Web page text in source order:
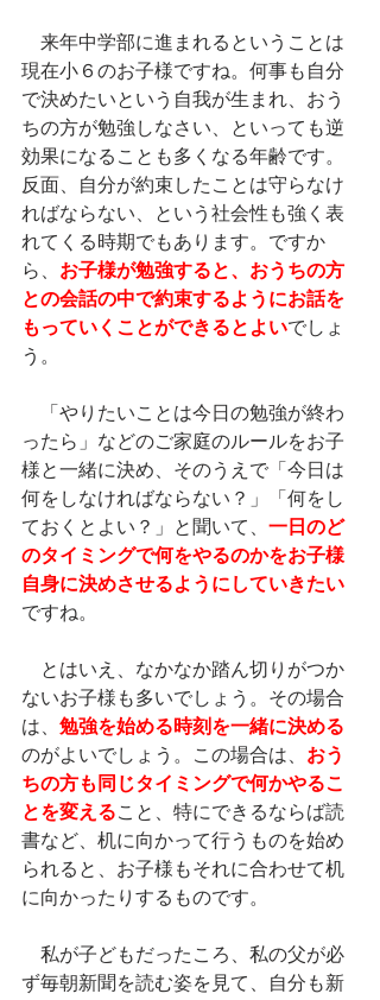
来年中学部に進まれるということは
現在小６のお子様ですね。何事も自分
で決めたいという自我が生まれ、おう
ちの方が勉強しなさい、といっても逆
効果になることも多くなる年齢です。
反面、自分が約束したことは守らなけ
ればならない、という社会性も強く表
れてくる時期でもあります。ですか
ら、 お子様が勉強すると、おうちの方
との会話の中で約束するようにお話を
もっていくことができるとよいでしょ
う。
「やりたいことは今日の勉強が終わ
ったら」などのご家庭のルールをお子
様と一緒に決め、そのうえで「今日は
何をしなければならない？」「何をし
ておくとよい？」と聞いて、 一日のど
のタイミングで何をやるのかをお子様
自身に決めさせるようにしていきたい
ですね。
とはいえ、なかなか踏ん切りがつか
ないお子様も多いでしょう。その場合
は、 勉強を始める時刻を一緒に決める
のがよいでしょう。この場合は、 おう
ちの方も同じタイミングで何かやるこ
とを変えること、特にできるならば読
書など、机に向かって行うものを始め
られると、お子様もそれに合わせて机
に向かったりするものです。
私が子どもだったころ、私の父が必
ず毎朝新聞を読む姿を見て、自分も新